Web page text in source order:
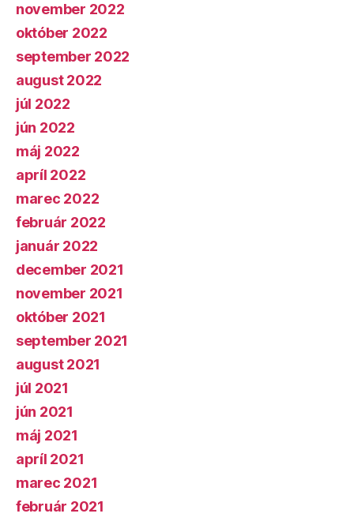
november 2022
október 2022
september 2022
august 2022
júl 2022
jún 2022
máj 2022
apríl 2022
marec 2022
február 2022
január 2022
december 2021
november 2021
október 2021
september 2021
august 2021
júl 2021
jún 2021
máj 2021
apríl 2021
marec 2021
február 2021